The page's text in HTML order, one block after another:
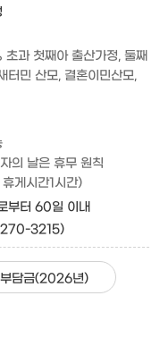
과 첫째아 출산가정, 둘째
터민 산모, 결혼이민산모,
의 날은 휴무 원칙
게시간1시간)
부터 60일 이내
270-3215)
부담금(2026년)